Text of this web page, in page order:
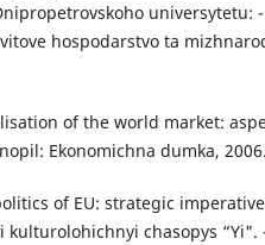
universytetu:
hospodarstvo ta
of the world market:
Ekonomichna dumka,
of EU: strategic
kulturolohichnyi chasopys “Yi".